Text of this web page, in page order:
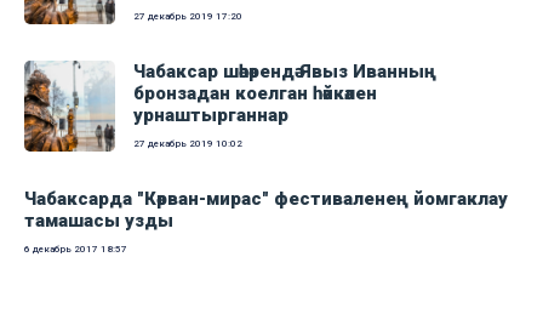
27 декабрь 2019 17:20
Чабаксар шәһәрендә Явыз Иванның
бронзадан коелган һәйкәлен
урнаштырганнар
27 декабрь 2019 10:02
Чабаксарда "Кәрван-мирас" фестиваленең йомгаклау
тамашасы узды
6 декабрь 2017 18:57